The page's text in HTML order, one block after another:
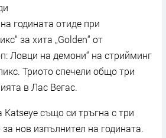
годината отиде при
за хита „Golden“ от
Ловци на демони“ на стрийминг
Триото спечели общо три
в Лас Вегас.
също си тръгна с три
нов изпълнител на годината.